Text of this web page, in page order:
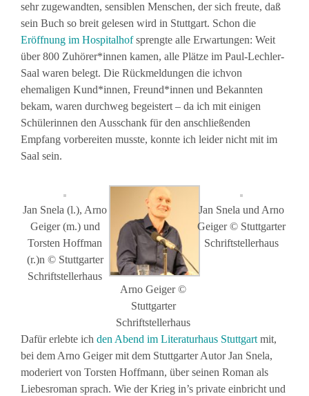
sehr zugewandten, sensiblen Menschen, der sich freute, daß
sein Buch so breit gelesen wird in Stuttgart. Schon die
Eröffnung im Hospitalhofsprengte alle Erwartungen: Weit
über 800 Zuhörer*innen kamen, alle Plätze im Paul-Lechler-
Saal waren belegt. Die Rückmeldungen die ichvon
ehemaligen Kund*innen, Freund*innen und Bekannten
bekam, waren durchweg begeistert – da ich mit einigen
Schülerinnen den Ausschank für den anschließenden
Empfang vorbereiten musste, konnte ich leider nicht mit im
Saal sein.
Jan Snela (l.), Arno
Geiger (m.) und
Torsten Hoffman
(r.)n © Stuttgarter
Schriftstellerhaus
Arno Geiger ©
Stuttgarter
Schriftstellerhaus
Jan Snela und Arno
Geiger © Stuttgarter
Schriftstellerhaus
Dafür erlebte ich den Abend im Literaturhaus Stuttgart mit,
bei dem Arno Geiger mit dem Stuttgarter Autor Jan Snela,
moderiert von Torsten Hoffmann, über seinen Roman als
Liebesroman sprach. Wie der Krieg in’s private einbricht und